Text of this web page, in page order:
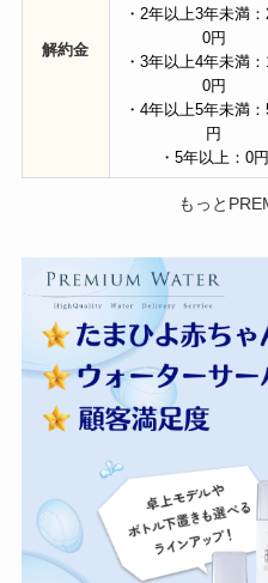
解約金
・2年以上3年未満
0円
・3年以上4年未満
0円
・4年以上5年未満
円
・5年以上：0円
もっと